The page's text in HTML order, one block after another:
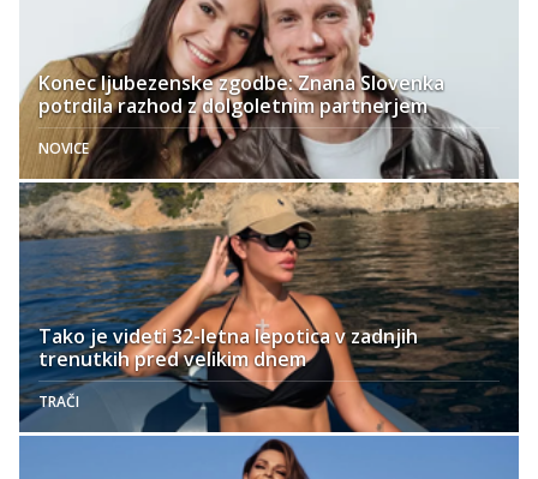
Konec ljubezenske zgodbe: Znana Slovenka
potrdila razhod z dolgoletnim partnerjem
NOVICE
Tako je videti 32-letna lepotica v zadnjih
trenutkih pred velikim dnem
TRAČI